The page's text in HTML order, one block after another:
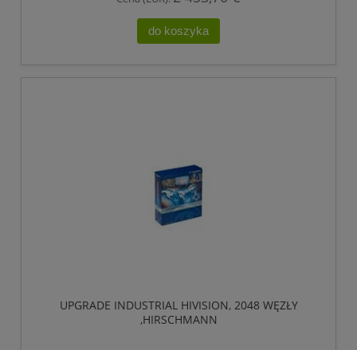
do koszyka
UPGRADE INDUSTRIAL HIVISION, 2048 WĘZŁY
,HIRSCHMANN